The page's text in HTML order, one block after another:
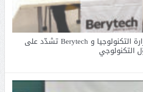
مذكرة تفاهم بين وزارة التكنولوجيا و Berytech تشدّد على
التكنولوجي